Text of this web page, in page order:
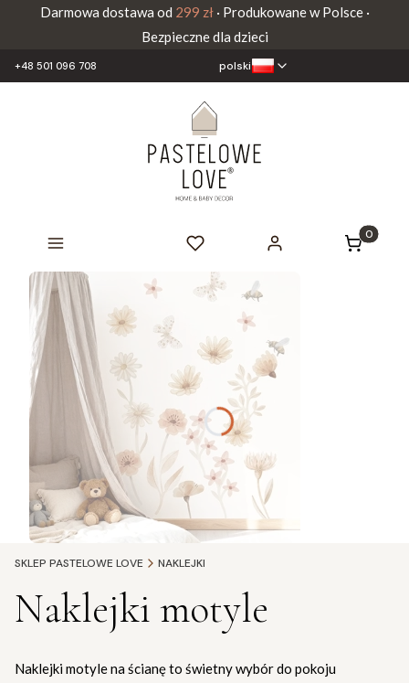
Darmowa dostawa od 299 zł· Produkowane w Polsce ·
Bezpieczne dla dzieci
+48 501 096 708 polski
Produkty
SKLEP PASTELOWE LOVE NAKLEJKI
Naklejki motyle
Naklejki motyle na ścianę to świetny wybór do pokoju